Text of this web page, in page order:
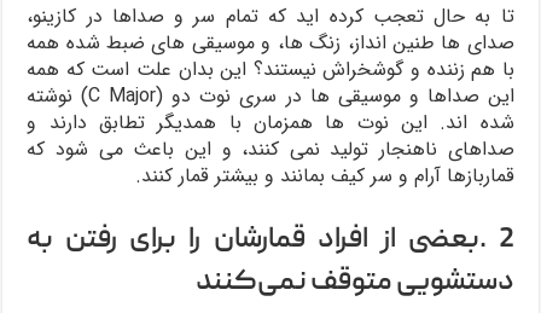
تا به حال تعجب کرده اید که تمام سر و صداها در کازینو،
صدای ها طنین انداز، زنگ ها، و موسیقی های ضبط شده همه
با هم زننده و گوشخراش نیستند؟ این بدان علت است که همه
این صداها و موسیقی ها در سری نوت دو (C Major) نوشته
شده اند. این نوت ها همزمان با همدیگر تطابق دارند و
صداهای ناهنجار تولید نمی کنند، و این باعث می شود که
قماربازها آرام و سر کیف بمانند و بیشتر قمار کنند.
2 .بعضی از افراد قمارشان را برای رفتن به
دستشویی متوقف نمی‌کنند